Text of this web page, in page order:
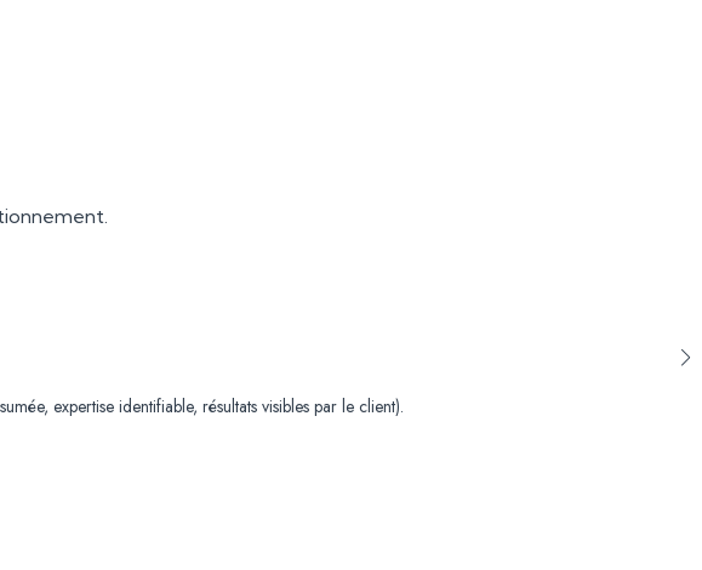
expertise identifiable, résultats visibles par le client).